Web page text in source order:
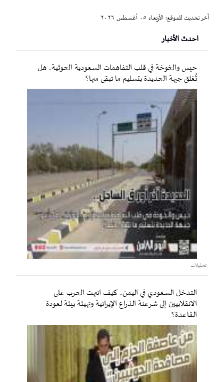
آخر تحديث للموقع: الأربعاء ٠٥ أغسطس ٢٠٢٦
احدث الأخبار
حيس والخوخة في قلب التفاهمات السعودية الحوثية.. هل
تُغلق جبهة الحديدة بتسليم ما تبقى منها؟
تحليلات
التدخل السعودي في اليمن.. كيف انتهت الحرب على
الانقلابيين إلى شرعنة الذراع الإيرانية وتهيئة بيئة لعودة
القاعدة؟